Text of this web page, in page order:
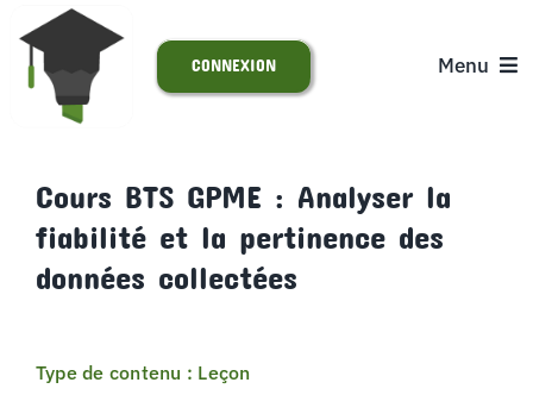
Passer
contenu
Menu
S’INSCRIRE
SUPPORT
CONNEXION
Cours BTS GPME : Analyser la
fiabilité et la pertinence des
données collectées
Type de contenu : Leçon